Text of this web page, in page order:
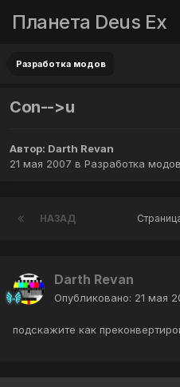
Планета Deus Ex
Разработка модов
Con-->u
Автор: Darth Revan
21 мая 2007 в Разработка модов
НАЗАД
Darth Revan
Опубликовано: 21 мая
подскажите как